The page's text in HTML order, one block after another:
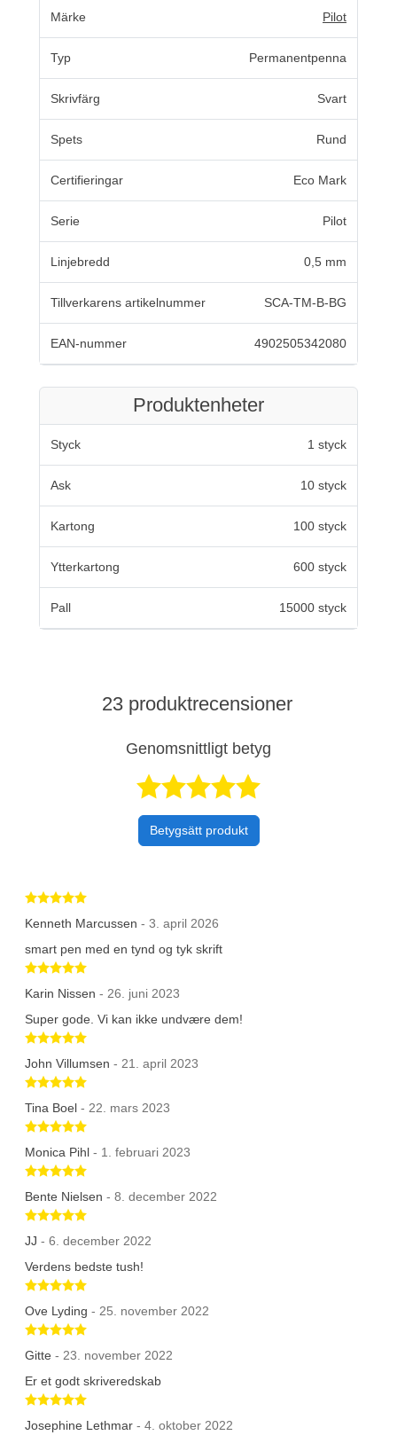
Märke Pilot
Typ Permanentpenna
Skrivfärg Svart
Spets Rund
Certifieringar Eco Mark
Serie Pilot
Linjebredd 0,5 mm
Tillverkarens artikelnummer SCA-TM-B-BG
EAN-nummer 4902505342080
Produktenheter
Styck 1 styck
Ask 10 styck
Kartong 100 styck
Ytterkartong 600 styck
Pall 15000 styck
23 produktrecensioner
Genomsnittligt betyg
Betygsatt 4,8
Betygsätt produkt
Betygsatt 5 av 5 stjärnor
Kenneth Marcussen - 3. april 2026
smart pen med en tynd og tyk skrift
Betygsatt 5 av 5 stjärnor
Karin Nissen - 26. juni 2023
Super gode. Vi kan ikke undvære dem!
Betygsatt 5 av 5 stjärnor
John Villumsen - 21. april 2023
Betygsatt 5 av 5 stjärnor
Tina Boel - 22. mars 2023
Betygsatt 5 av 5 stjärnor
Monica Pihl - 1. februari 2023
Betygsatt 5 av 5 stjärnor
Bente Nielsen - 8. december 2022
Betygsatt 5 av 5 stjärnor
JJ - 6. december 2022
Verdens bedste tush!
Betygsatt 5 av 5 stjärnor
Ove Lyding - 25. november 2022
Betygsatt 5 av 5 stjärnor
Gitte - 23. november 2022
Er et godt skriveredskab
Betygsatt 5 av 5 stjärnor
Josephine Lethmar - 4. oktober 2022